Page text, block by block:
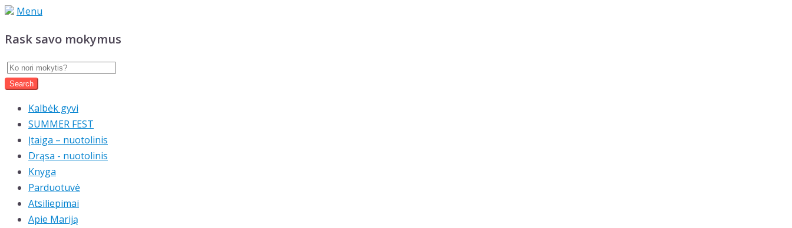
Menu
Rask savo mokymus
Kalbėk gyvi
SUMMER FEST
Įtaiga – nuotolinis
Drąsa - nuotolinis
Knyga
Parduotuvė
Atsiliepimai
Apie Mariją